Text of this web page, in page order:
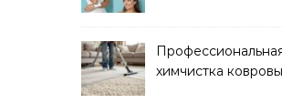
химчистка